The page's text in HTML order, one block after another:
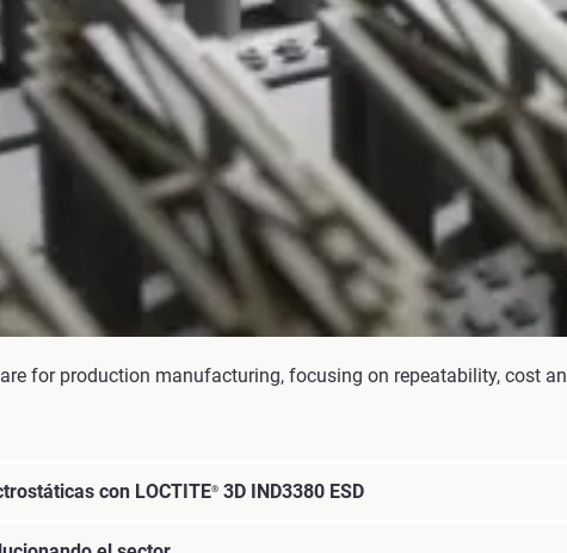
for production manufacturing, focusing on repeatability, cost
con LOCTITE® 3D IND3380 ESD